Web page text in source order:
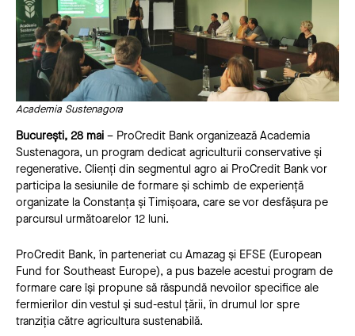
Academia Sustenagora
București, 28 mai – ProCredit Bank organizează Academia
Sustenagora, un program dedicat agriculturii conservative și
regenerative. Clienți din segmentul agro ai ProCredit Bank vor
participa la sesiunile de formare și schimb de experiență
organizate la Constanța și Timișoara, care se vor desfășura pe
parcursul următoarelor 12 luni.
ProCredit Bank, în parteneriat cu Amazag și EFSE (European
Fund for Southeast Europe), a pus bazele acestui program de
formare care își propune să răspundă nevoilor specifice ale
fermierilor din vestul și sud-estul țării, în drumul lor spre
tranziția către agricultura sustenabilă.